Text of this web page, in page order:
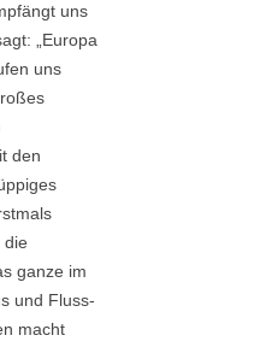
uns
„Europa
uns
den
die
ganze im
und Fluss-
macht